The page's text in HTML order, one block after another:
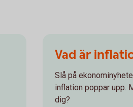
Vad är
Slå på
inflation poppar upp.
dig?